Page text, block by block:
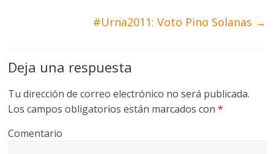
#Urna2011: Voto Pino Solanas →
Deja una respuesta
Tu dirección de correo electrónico no será publicada.
Los campos obligatorios están marcados con*
Comentario